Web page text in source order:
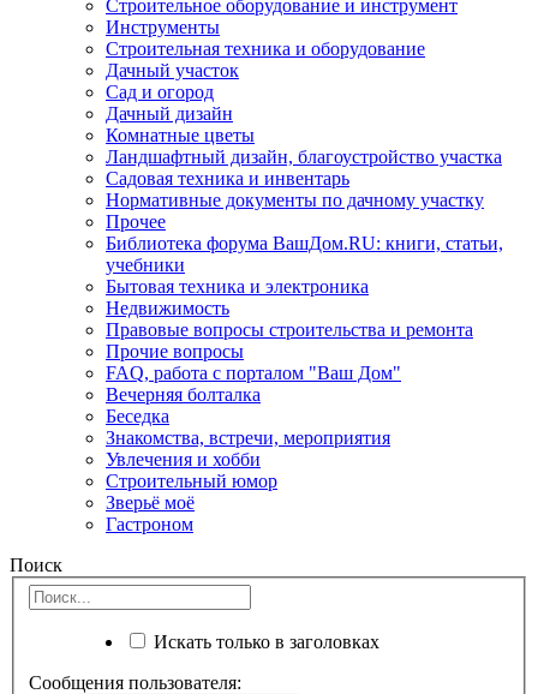
Строительное оборудование и инструмент
Инструменты
Строительная техника и оборудование
Дачный участок
Сад и огород
Дачный дизайн
Комнатные цветы
Ландшафтный дизайн, благоустройство участка
Садовая техника и инвентарь
Нормативные документы по дачному участку
Прочее
Библиотека форума ВашДом.RU: книги, статьи,
учебники
Бытовая техника и электроника
Недвижимость
Правовые вопросы строительства и ремонта
Прочие вопросы
FAQ, работа с порталом "Ваш Дом"
Вечерняя болталка
Беседка
Знакомства, встречи, мероприятия
Увлечения и хобби
Строительный юмор
Зверьё моё
Гастроном
Поиск
Искать только в заголовках
Сообщения пользователя: